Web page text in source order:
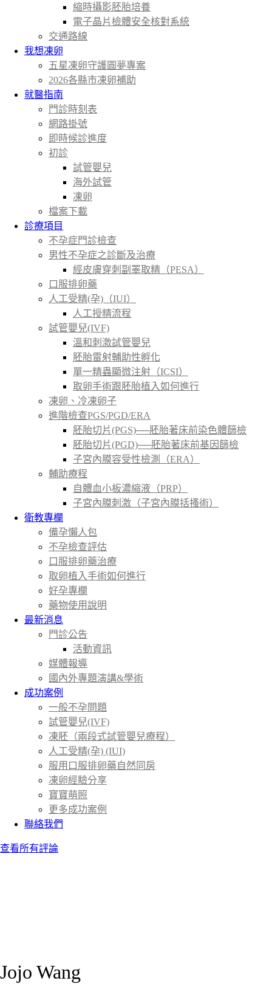
縮時攝影胚胎培養
電子晶片檢體安全核對系統
交通路線
我想凍卵
五星凍卵守護圓夢專案
2026各縣市凍卵補助
就醫指南
門診時刻表
網路掛號
即時候診進度
初診
試管嬰兒
海外試管
凍卵
檔案下載
診療項目
不孕症門診檢查
男性不孕症之診斷及治療
經皮膚穿刺副睪取精（PESA）
口服排卵藥
人工受精(孕)（IUI）
人工授精流程
試管嬰兒(IVF)
溫和刺激試管嬰兒
胚胎雷射輔助性孵化
單一精蟲顯微注射（ICSI）
取卵手術跟胚胎植入如何進行
凍卵、冷凍卵子
進階檢查PGS/PGD/ERA
胚胎切片(PGS)──胚胎著床前染色體篩檢
胚胎切片(PGD)──胚胎著床前基因篩檢
子宮內膜容受性檢測（ERA）
輔助療程
自體血小板濃縮液（PRP）
子宮內膜刺激（子宮內膜括搔術）
衛教專欄
備孕懶人包
不孕檢查評估
口服排卵藥治療
取卵植入手術如何進行
好孕專欄
藥物使用說明
最新消息
門診公告
活動資訊
媒體報導
國內外專題演講&學術
成功案例
一般不孕問題
試管嬰兒(IVF)
凍胚（兩段式試管嬰兒療程）
人工受精(孕) (IUI)
服用口服排卵藥自然同房
凍卵經驗分享
寶寶萌照
更多成功案例
聯絡我們
查看所有評論
Jojo Wang